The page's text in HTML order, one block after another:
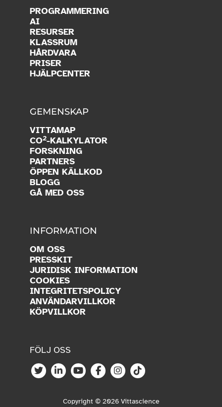
PROGRAMMERING
AI
RESURSER
KLASSRUM
HÅRDVARA
PRISER
HJÄLPCENTER
GEMENSKAP
VITTAMAP
CO2-KALKYLATOR
FORSKNING
PARTNERS
ÖPPEN KÄLLKOD
BLOGG
GÅ MED OSS
INFORMATION
OM OSS
PRESSKIT
JURIDISK INFORMATION
COOKIES
INTEGRITETSPOLICY
ANVÄNDARVILLKOR
KÖPVILLKOR
FÖLJ OSS
Copyright © 2026 Vittascience